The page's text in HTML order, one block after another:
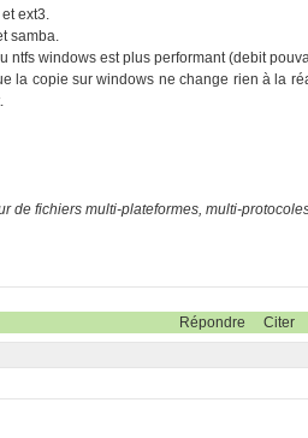
ext3.
samba.
ntfs windows est plus performant (debit
la copie sur windows ne change rien à la
de fichiers multi-plateformes, multi-
Répondre Citer